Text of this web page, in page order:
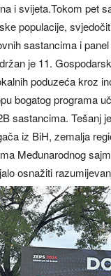
i svijeta.Tokom pet
populacije,
sastancima i
je 11.
poduzeća kroz
bogatog programa
sastancima. Tešanj
iz BiH, zemalja
Međunarodnog
osnažiti